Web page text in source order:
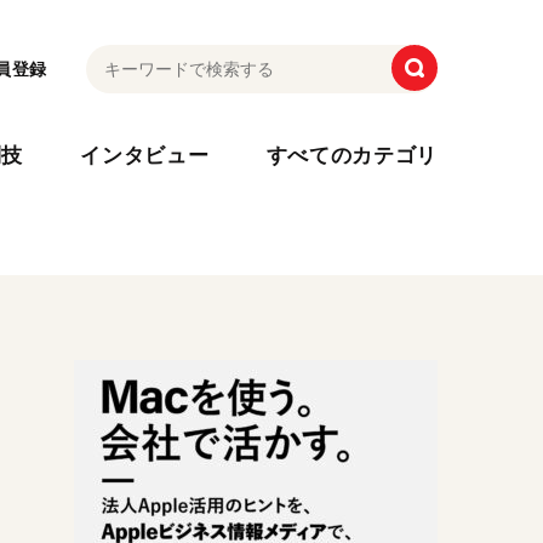
登録
インタビュー すべてのカテゴリ